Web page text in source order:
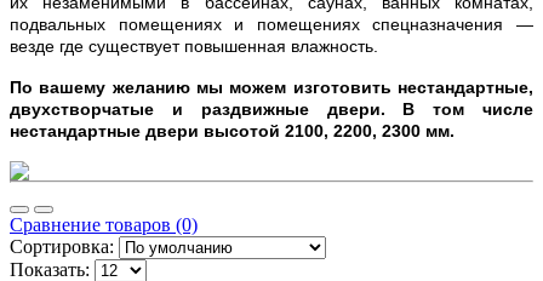
подвальных помещениях и помещениях спецназначения —
везде где существует повышенная влажность.
По вашему желанию мы можем изготовить нестандартные,
двухстворчатые и раздвижные двери. В том числе
нестандартные двери высотой 2100, 2200, 2300 мм.
Сравнение товаров (0)
Сортировка:
Показать: